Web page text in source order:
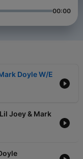
00:00
Doyle W/E
Joey & Mark